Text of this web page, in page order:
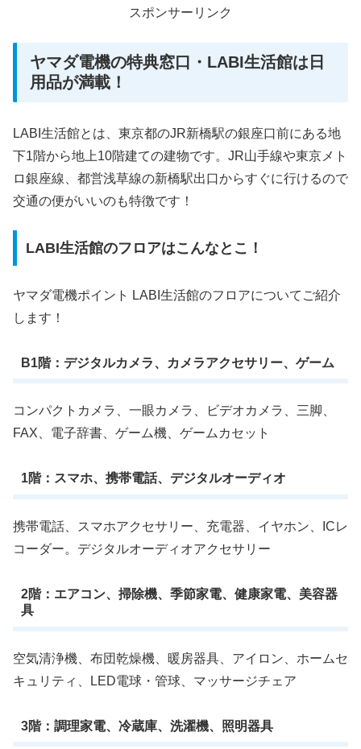
スポンサーリンク
ヤマダ電機の特典窓口・LABI生活館は日
用品が満載！
LABI生活館とは、東京都のJR新橋駅の銀座口前にある地
下1階から地上10階建ての建物です。JR山手線や東京メト
ロ銀座線、都営浅草線の新橋駅出口からすぐに行けるので
交通の便がいいのも特徴です！
LABI生活館のフロアはこんなとこ！
ヤマダ電機ポイント LABI生活館のフロアについてご紹介
します！
B1階：デジタルカメラ、カメラアクセサリー、ゲーム
コンパクトカメラ、一眼カメラ、ビデオカメラ、三脚、
FAX、電子辞書、ゲーム機、ゲームカセット
1階：スマホ、携帯電話、デジタルオーディオ
携帯電話、スマホアクセサリー、充電器、イヤホン、ICレ
コーダー。デジタルオーディオアクセサリー
2階：エアコン、掃除機、季節家電、健康家電、美容器
具
空気清浄機、布団乾燥機、暖房器具、アイロン、ホームセ
キュリティ、LED電球・管球、マッサージチェア
3階：調理家電、冷蔵庫、洗濯機、照明器具